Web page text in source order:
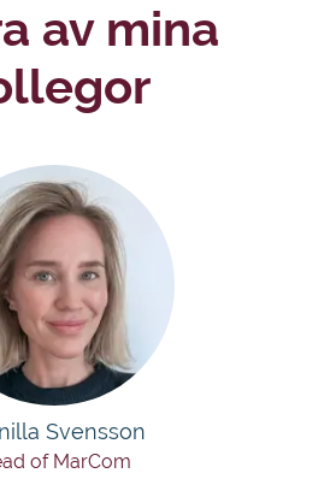
av mina
Svensson
of MarCom